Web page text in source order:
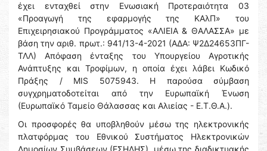
έχει ενταχθεί στην Ενωσιακή Προτεραιότητα 03
«Προαγωγή της εφαρμογής της ΚΑλΠ» του
Επιχειρησιακού Προγράμματος «ΑΛΙΕΙΑ & ΘΑΛΑΣΣΑ» με
βάση την αριθ. πρωτ.: 941/13-4-2021 (ΑΔΑ: Ψ2Δ24653ΠΓ-
ΤΛΛ) Απόφαση ένταξης του Υπουργείου Αγροτικής
Ανάπτυξης και Τροφίμων, η οποία έχει λάβει Κωδικό
Πράξης / MIS 5075943. Η παρούσα σύμβαση
συγχρηματοδοτείται από την Ευρωπαϊκή Ένωση
(Ευρωπαϊκό Ταμείο Θάλασσας και Αλιείας - Ε.Τ.Θ.Α.).
Οι προσφορές θα υποβληθούν μέσω της ηλεκτρονικής
πλατφόρμας του Εθνικού Συστήματος Ηλεκτρονικών
Δημοσίων Συμβάσεων (ΕΣΗΔΗΣ), μέσω της διαδικτυακής